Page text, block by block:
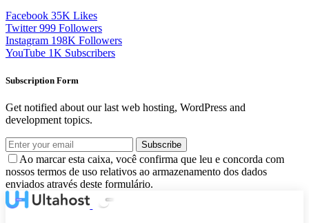
Facebook 35K Likes
Twitter 999 Followers
Instagram 198K Followers
YouTube 1K Subscribers
Subscription Form
Get notified about our last web hosting, WordPress and
development topics.
Subscribe
Ao marcar esta caixa, você confirma que leu e concorda com
nossos termos de uso relativos ao armazenamento dos dados
enviados através deste formulário.